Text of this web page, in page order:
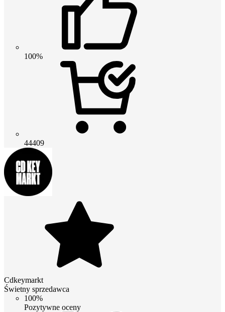
100%
44409
Cdkeymarkt
Świetny sprzedawca
100%
Pozytywne oceny